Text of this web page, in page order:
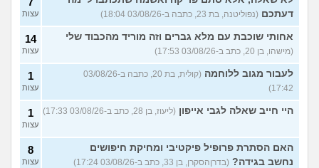
דעתכם (נפוליטנה, בת 23, כתבה ב-03/08/26 18:04) עצות
אחותי שוכבת עם מלא גברים וזה מוריד מהכבוד שלי
(מישהו, בן 20, כתב ב-03/08/26 17:53)
14
עצות
לעבור מגוב ללוחמה
(קולית, בת 20, כתבה ב-03/08/26
17:42)
1
עצות
היי חייב שאלה לגבי אייפון (ליעוז, בן 28, כתב ב-03/08/26 17:33) 1
עצות
האם הסתרת פרופיל פיקטיבי ומחיקת חיפושים
נחשב בגידה? (בדרןהסקרן, בן 33, כתב ב-03/08/26 17:24)
8
עצות